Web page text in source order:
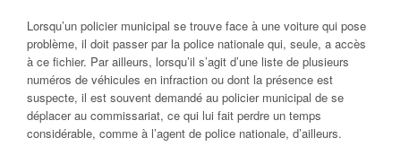
Lorsqu’un policier municipal se trouve face à une voiture qui pose
problème, il doit passer par la police nationale qui, seule, a accès
à ce fichier. Par ailleurs, lorsqu’il s’agit d’une liste de plusieurs
numéros de véhicules en infraction ou dont la présence est
suspecte, il est souvent demandé au policier municipal de se
déplacer au commissariat, ce qui lui fait perdre un temps
considérable, comme à l’agent de police nationale, d’ailleurs.